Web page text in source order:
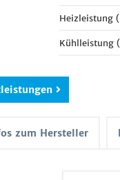
Heizleistung
Kühlleistung
zum Hersteller